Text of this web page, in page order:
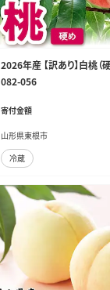
2026年産 【訳あり】白桃
082-056
寄付金額
山形県東根市
冷蔵